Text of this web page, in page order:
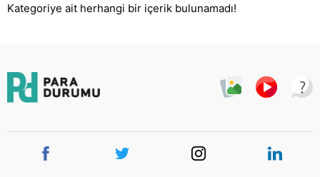
Kategoriye ait herhangi bir içerik bulunamadı!